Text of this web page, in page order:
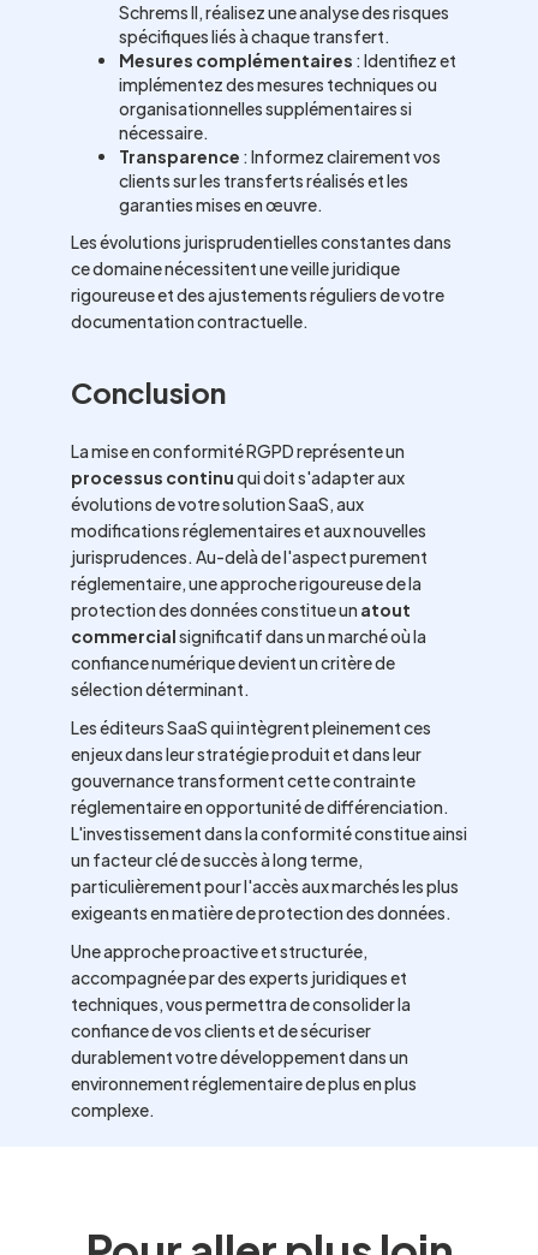
Schrems II, réalisez une analyse des risques
spécifiques liés à chaque transfert.
Mesures complémentaires : Identifiez et
implémentez des mesures techniques ou
organisationnelles supplémentaires si
nécessaire.
Transparence : Informez clairement vos
clients sur les transferts réalisés et les
garanties mises en œuvre.
Les évolutions jurisprudentielles constantes dans
ce domaine nécessitent une veille juridique
rigoureuse et des ajustements réguliers de votre
documentation contractuelle.
Conclusion
La mise en conformité RGPD représente un
processus continuqui doit s'adapter aux
évolutions de votre solution SaaS, aux
modifications réglementaires et aux nouvelles
jurisprudences. Au-delà de l'aspect purement
réglementaire, une approche rigoureuse de la
protection des données constitue un atout
commercialsignificatif dans un marché où la
confiance numérique devient un critère de
sélection déterminant.
Les éditeurs SaaS qui intègrent pleinement ces
enjeux dans leur stratégie produit et dans leur
gouvernance transforment cette contrainte
réglementaire en opportunité de différenciation.
L'investissement dans la conformité constitue ainsi
un facteur clé de succès à long terme,
particulièrement pour l'accès aux marchés les plus
exigeants en matière de protection des données.
Une approche proactive et structurée,
accompagnée par des experts juridiques et
techniques, vous permettra de consolider la
confiance de vos clients et de sécuriser
durablement votre développement dans un
environnement réglementaire de plus en plus
complexe.